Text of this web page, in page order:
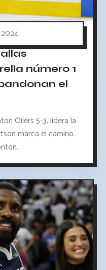
número 1
el
Oilers 5-3, lidera la
marca el camino.